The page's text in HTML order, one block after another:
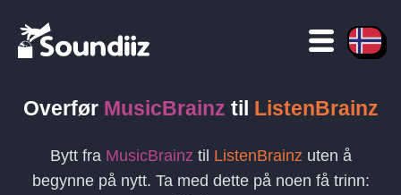
Overfør MusicBrainz til ListenBrainz
Bytt fra MusicBrainz til ListenBrainz uten å
begynne på nytt. Ta med dette på noen få trinn: